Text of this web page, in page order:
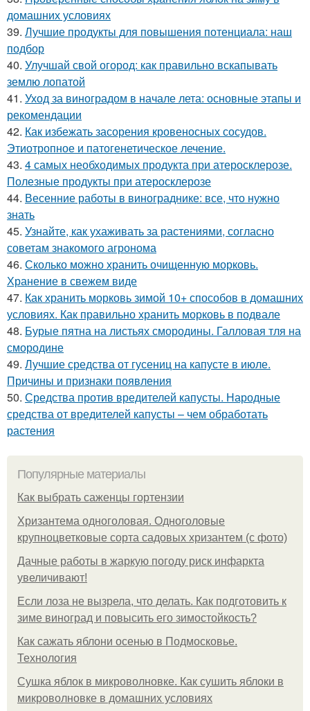
домашних условиях
39. Лучшие продукты для повышения потенциала: наш
подбор
40. Улучшай свой огород: как правильно вскапывать
землю лопатой
41. Уход за виноградом в начале лета: основные этапы и
рекомендации
42. Как избежать засорения кровеносных сосудов.
Этиотропное и патогенетическое лечение.
43. 4 самых необходимых продукта при атеросклерозе.
Полезные продукты при атеросклерозе
44. Весенние работы в винограднике: все, что нужно
знать
45. Узнайте, как ухаживать за растениями, согласно
советам знакомого агронома
46. Сколько можно хранить очищенную морковь.
Хранение в свежем виде
47. Как хранить морковь зимой 10+ способов в домашних
условиях. Как правильно хранить морковь в подвале
48. Бурые пятна на листьях смородины. Галловая тля на
смородине
49. Лучшие средства от гусениц на капусте в июле.
Причины и признаки появления
50. Средства против вредителей капусты. Народные
средства от вредителей капусты – чем обработать
растения
Популярные материалы
Как выбрать саженцы гортензии
Хризантема одноголовая. Одноголовые
крупноцветковые сорта садовых хризантем (с фото)
Дачные работы в жаркую погоду риск инфаркта
увеличивают!
Если лоза не вызрела, что делать. Как подготовить к
зиме виноград и повысить его зимостойкость?
Как сажать яблони осенью в Подмосковье.
Технология
Сушка яблок в микроволновке. Как сушить яблоки в
микроволновке в домашних условиях